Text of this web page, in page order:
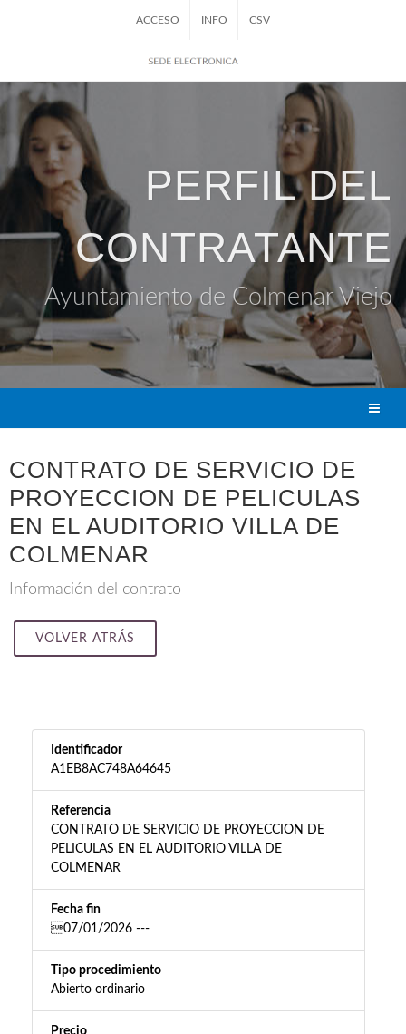
ACCESO INFO CSV
PERFIL DEL
CONTRATANTE
Ayuntamiento de Colmenar Viejo
CONTRATO DE SERVICIO DE
PROYECCION DE PELICULAS
EN EL AUDITORIO VILLA DE
COLMENAR
Información del contrato
VOLVER ATRÁS
Identificador
A1EB8AC748A64645
Referencia
CONTRATO DE SERVICIO DE PROYECCION DE
PELICULAS EN EL AUDITORIO VILLA DE
COLMENAR
Fecha fin
07/01/2026 ---
Tipo procedimiento
Abierto ordinario
Precio